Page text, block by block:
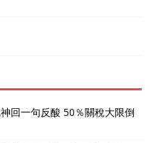
回一句反酸 50％關稅大限倒